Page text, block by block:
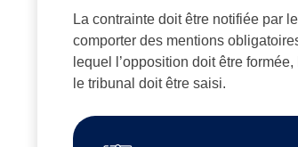
La contrainte doit être notifiée par
comporter des mentions
lequel l’opposition doit être
le tribunal doit être saisi.